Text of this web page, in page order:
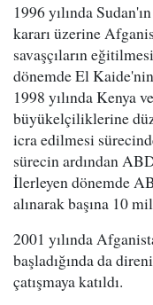
1996 yılında
kararı üzerine
savaşçıların
dönemde El
1998 yılında Kenya
büyükelçiliklerine
icra edilmesi
sürecin ardından
İlerleyen dönemde
alınarak başına 10
2001 yılında
başladığında da
çatışmaya katıldı.